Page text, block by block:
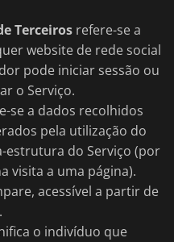
Terceirosrefere-se a
website de rede social
pode iniciar sessão ou
o Serviço.
se a dados recolhidos
pela utilização do
estrutura do Serviço (por
visita a uma página).
acessível a partir de
o indivíduo que